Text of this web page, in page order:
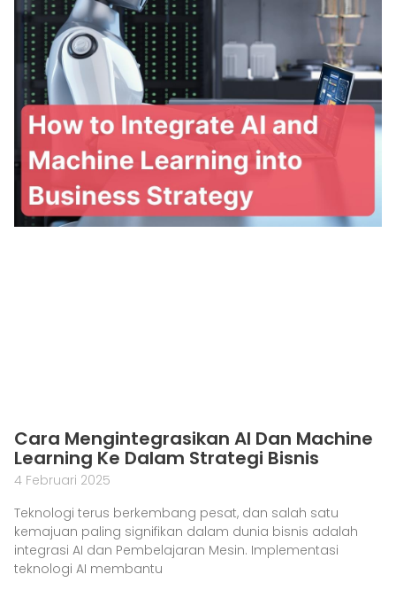
Cara Mengintegrasikan AI Dan Machine
Learning Ke Dalam Strategi Bisnis
4 Februari 2025
Teknologi terus berkembang pesat, dan salah satu
kemajuan paling signifikan dalam dunia bisnis adalah
integrasi AI dan Pembelajaran Mesin. Implementasi
teknologi AI membantu